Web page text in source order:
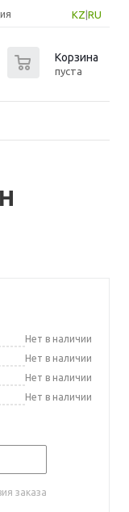
KZ RU
Корзина
пуста
Нет в наличии
Нет в наличии
Нет в наличии
Нет в наличии
заказа